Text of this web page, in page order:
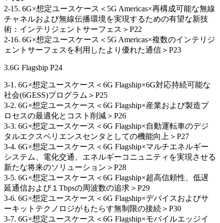
2-15. 6G×想定ユースケース＜5G Americas×再構成可能な無線
チャネルおよび無線伝播環境を実現するための有望な新技
術：インテリジェントサーフェス＞P22
2-16. 6G×想定ユースケース＜5G Americas×複数のインテリジ
ェントサーフェスを利用したより優れた通信＞P23
3.6G Flagship P24
3-1. 6G×想定ユースケース＜6G Flagship×6G対応持続可能な
社会(6GESS)プログラム＞P25
3-2. 6G×想定ユースケース＜6G Flagship×産業および製造プ
ロセスの最適化とコスト削減＞P26
3-3. 6G×想定ユースケース＜6G Flagship×自動運転車のデジ
タルエクスペリエンスセンタとしての機能向上＞P27
3-4. 6G×想定ユースケース＜6G Flagship×マルチエネルギー
システム、電化交通、エネルギーコニュニティを実現させる
新たな将来のソリューション＞P28
3-5. 6G×想定ユースケース＜6G Flagship×超高信頼性、低遅
延通信および１Tbpsの周波数の追求＞P29
3-6. 6G×想定ユースケース＜6G Flagship×デバイスおよびサ
ーキットテクノロジがもたらす無制限の接続＞P30
3-7. 6G×想定ユースケース＜6G Flagship×モバイルエッジイ